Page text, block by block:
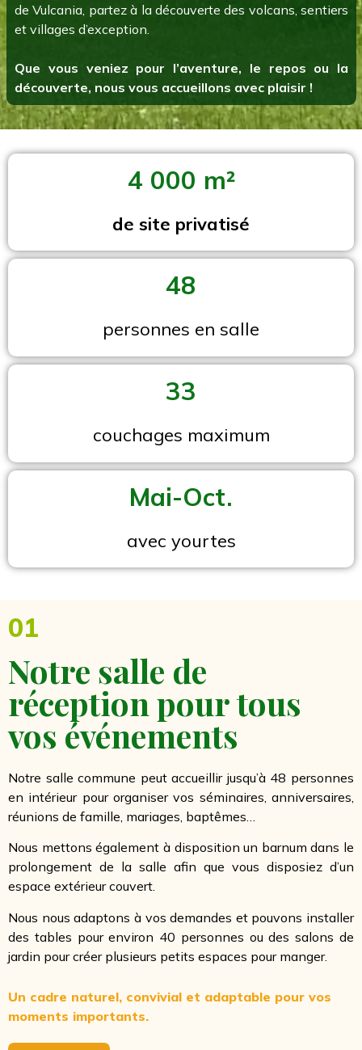
de Vulcania, partez à la découverte des volcans, sentiers
et villages d’exception.
Que vous veniez pour l’aventure, le repos ou la
découverte, nous vous accueillons avec plaisir !
4 000 m²
de site privatisé
48
personnes en salle
33
couchages maximum
Mai-Oct.
avec yourtes
01
Notre salle de
réception pour tous
vos événements
Notre salle commune peut accueillir jusqu’à 48 personnes
en intérieur pour organiser vos séminaires, anniversaires,
réunions de famille, mariages, baptêmes…
Nous mettons également à disposition un barnum dans le
prolongement de la salle afin que vous disposiez d’un
espace extérieur couvert.
Nous nous adaptons à vos demandes et pouvons installer
des tables pour environ 40 personnes ou des salons de
jardin pour créer plusieurs petits espaces pour manger.
Un cadre naturel, convivial et adaptable pour vos
moments importants.